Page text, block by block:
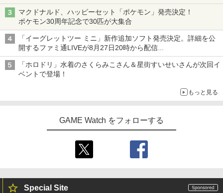
発売から2週間は20%オフになるセールが実施
マクドナルド、ハッピーセット「ポケモン」発売決定！
ポケモン30周年記念で30匹が大集合
「イーグレットツー ミニ」新作追加ソフト発売決定。詳細を公
開するファミ通LIVEが8月27日20時から配信
シリーズ累計100タイトルへ
「ホロドリ」水着のさくらみこさん＆星街すいせいさんが次回イ
ベントで登場！
もっと見る
GAME Watch をフォローする
Special Site